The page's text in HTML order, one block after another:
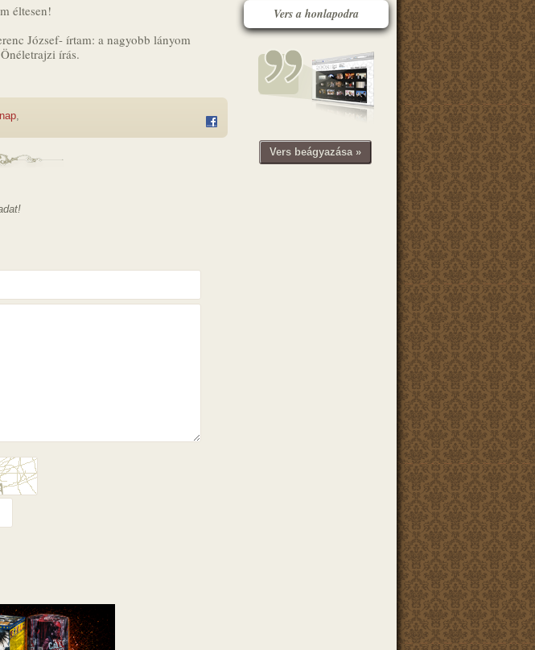
éltesen!
József- írtam: a nagyobb lányom
írás.
,
Vers a honlapodra
Vers beágyazása »